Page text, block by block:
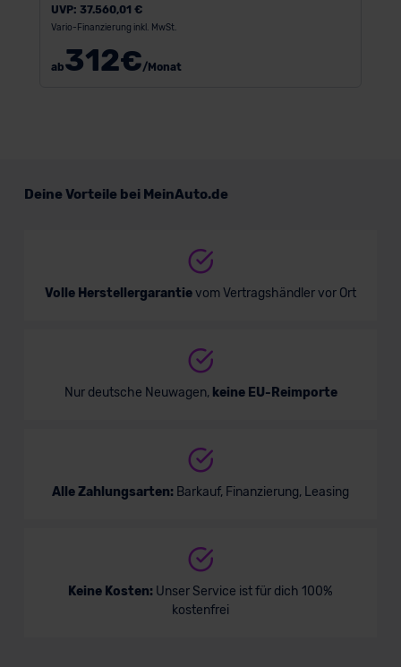
UVP: 37.560,01 €
Vario-Finanzierung inkl. MwSt.
ab312€/Monat
Deine Vorteile bei MeinAuto.de
Volle Herstellergarantievom Vertragshändler vor Ort
Nur deutsche Neuwagen, keine EU-Reimporte
Alle Zahlungsarten: Barkauf, Finanzierung, Leasing
Keine Kosten: Unser Service ist für dich 100%
kostenfrei